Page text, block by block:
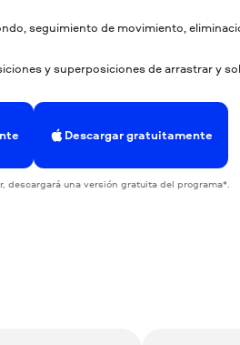
seguimiento de movimiento,
y superposiciones de arrastrar y
Descargar gratuitamente
descargará una versión gratuita del programa*.